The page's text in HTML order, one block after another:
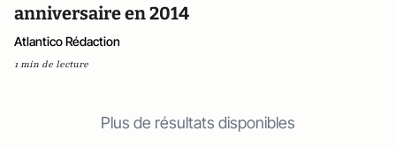
anniversaire en 2014
Atlantico Rédaction
1 min de lecture
Plus de résultats disponibles